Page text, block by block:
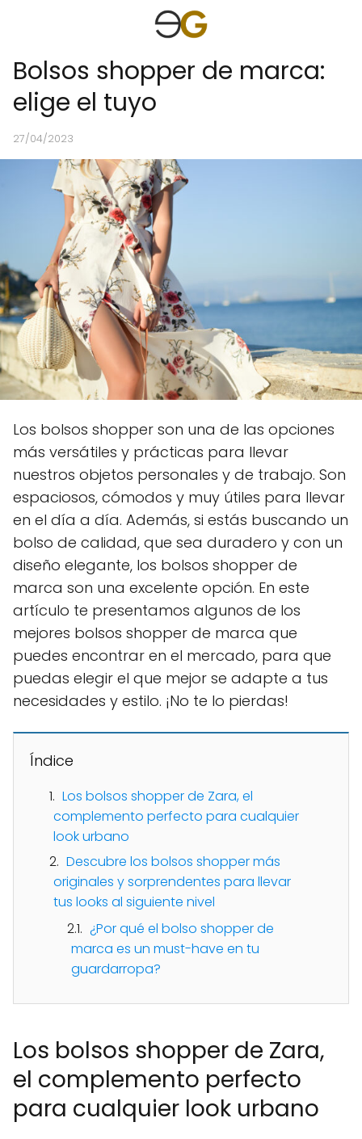
Bolsos shopper de marca:
elige el tuyo
27/04/2023
Los bolsos shopper son una de las opciones
más versátiles y prácticas para llevar
nuestros objetos personales y de trabajo. Son
espaciosos, cómodos y muy útiles para llevar
en el día a día. Además, si estás buscando un
bolso de calidad, que sea duradero y con un
diseño elegante, los bolsos shopper de
marca son una excelente opción. En este
artículo te presentamos algunos de los
mejores bolsos shopper de marca que
puedes encontrar en el mercado, para que
puedas elegir el que mejor se adapte a tus
necesidades y estilo. ¡No te lo pierdas!
Índice
Los bolsos shopper de Zara, el
complemento perfecto para cualquier
look urbano
Descubre los bolsos shopper más
originales y sorprendentes para llevar
tus looks al siguiente nivel
¿Por qué el bolso shopper de
marca es un must-have en tu
guardarropa?
Los bolsos shopper de Zara,
el complemento perfecto
para cualquier look urbano